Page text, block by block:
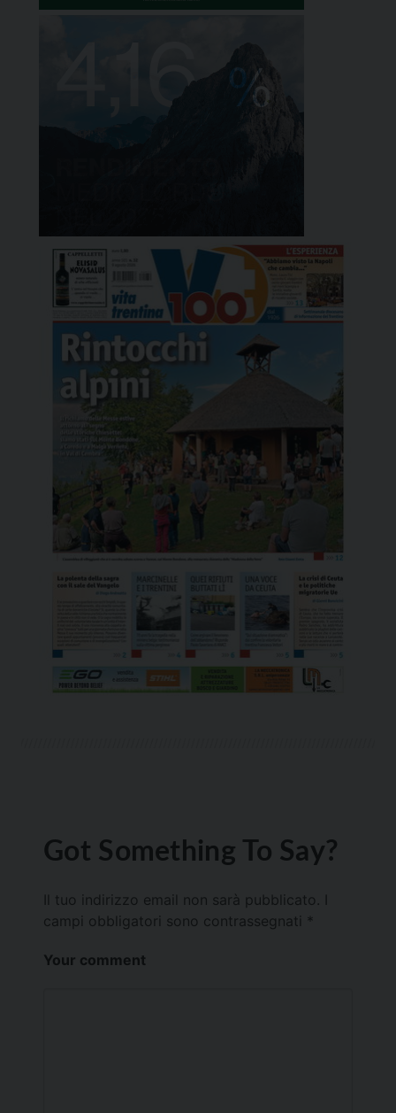
Got Something To Say?
Il tuo indirizzo email non sarà pubblicato.
campi obbligatori sono contrassegnati *
Your comment